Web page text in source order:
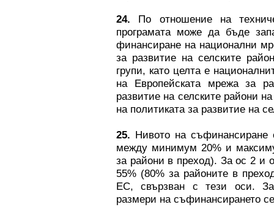
24. По отношение на
програмата може да бъде
финансиране на национални
за развитие на селските
групи, като целта е
на Европейската мрежа за
развитие на селските райони
на политиката за развитие на
25. Нивото на
между минимум 20% и
за райони в преход). За ос 2 и
55% (80% за районите в
ЕС, свързван с тези оси. За
размери на съфинансирането